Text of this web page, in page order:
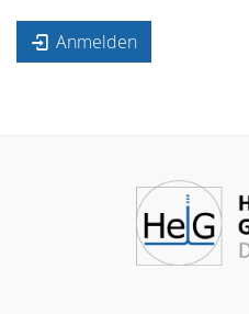
Anmelden